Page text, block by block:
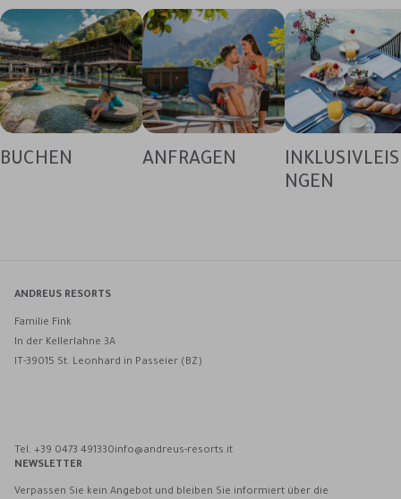
BUCHEN ANFRAGEN
NGEN
ANDREUS RESORTS
Familie Fink
In der Kellerlahne 3A
IT-39015 St. Leonhard in Passeier (BZ)
Tel. +39 0473 491330info@andreus-resorts.it
NEWSLETTER
Verpassen Sie kein Angebot und bleiben Sie informiert über die